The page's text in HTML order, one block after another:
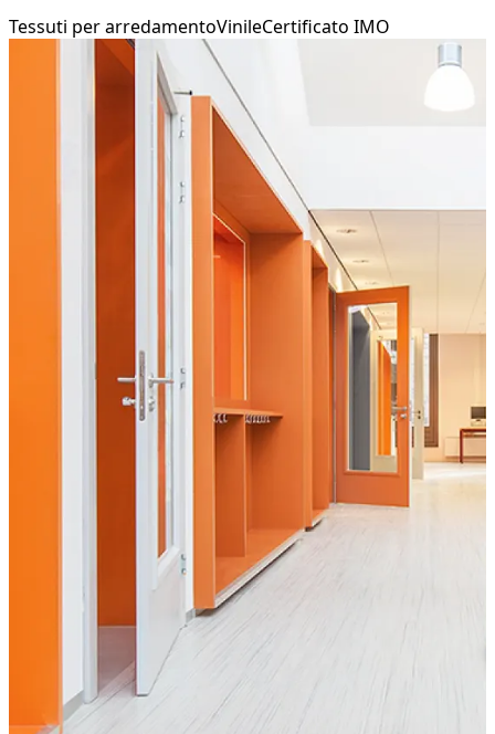
Tessuti per arredamentoVinileCertificato IMO